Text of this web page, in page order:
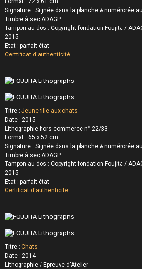
Format : 72 x 61 cm
Signature : Signée dans la planche &numérorée
Timbre à sec ADAGP
Tampon au dos : Copyright fondation Foujita /
2015
Etat : parfait état
Certtificat d'authenticité
Titre : Jeune fille aux chats
Date : 2015
Lithographie hors commerce n° 22/33
Format : 65 x 52 cm
Signature : Signée dans la planche &numérorée
Timbre à sec ADAGP
Tampon au dos : Copyright fondation Foujita /
2015
Etat : parfait état
Certificat d'authenticité
Titre : Chats
Date : 2014
Lithographie / Epreuve d'Atelier